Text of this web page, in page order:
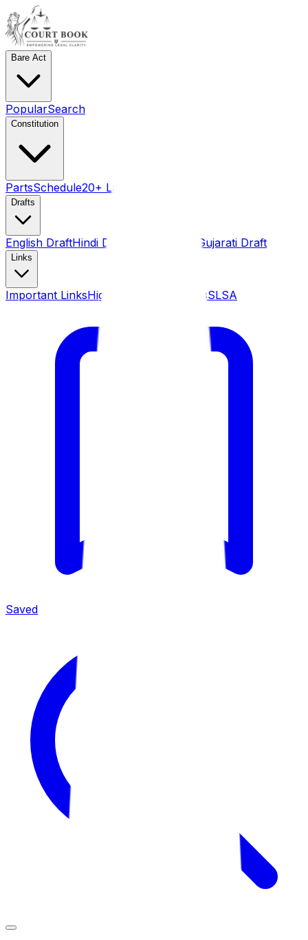
Bare Act
PopularSearch
Constitution
PartsSchedule20+ Language pdf
Drafts
English DraftHindi Draft Gujarati Draft
Links
Important LinksHigh Courts JudgmentsSLSA
Saved